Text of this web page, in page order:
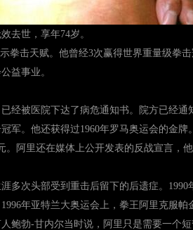
去世，享年74岁。
拳击天赋。他曾经3次赢得世界重量级拳
益事业。
经被医院下达了病危通知书。院方已经通
军。他还获得过1960年罗马奥运会的金牌
阿里还在媒体上公开发表的反战宣言，
多次头部受到重击后留下的后遗症。
年亚特兰大奥运会上，拳王阿里克服帕
鲍勃-甘内尔当时说，阿里只是需要一个